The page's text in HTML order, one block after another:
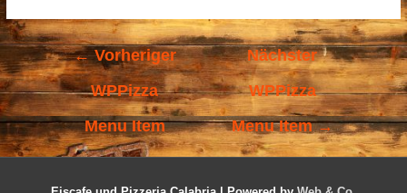
←Vorheriger
WPPizza
Menu Item
Nächster
WPPizza
Menu Item→